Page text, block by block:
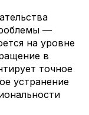
—
на уровне
в
точное
устранение